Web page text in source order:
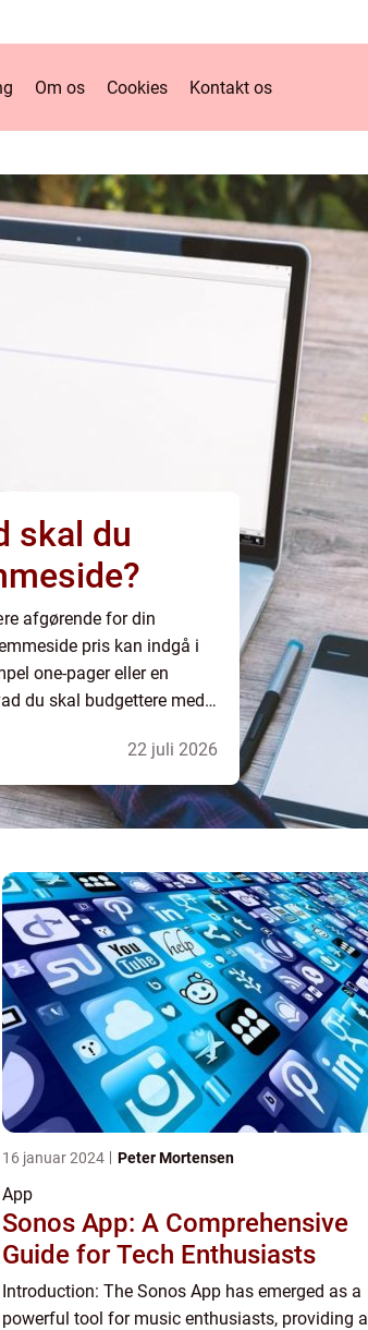
Om os Cookies Kontakt os
skal du
afgørende for din
pris kan indgå i
one-pager eller en
du skal budgettere med.
22 juli 2026
16 januar 2024 Peter Mortensen
App
Sonos App: A Comprehensive
Guide for Tech Enthusiasts
Introduction: The Sonos App has emerged as a
powerful tool for music enthusiasts, providing a